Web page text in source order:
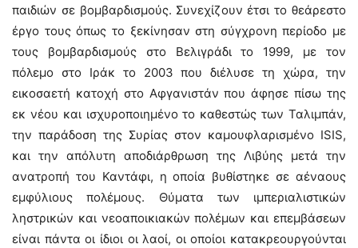
παιδιών σε βομβαρδισμούς. Συνεχίζουν έτσι το θεάρεστο
έργο τους όπως το ξεκίνησαν στη σύγχρονη περίοδο με
τους βομβαρδισμούς στο Βελιγράδι το 1999, με τον
πόλεμο στο Ιράκ το 2003 που διέλυσε τη χώρα, την
εικοσαετή κατοχή στο Αφγανιστάν που άφησε πίσω της
εκ νέου και ισχυροποιημένο το καθεστώς των Ταλιμπάν,
την παράδοση της Συρίας στον καμουφλαρισμένο ISIS,
και την απόλυτη αποδιάρθρωση της Λιβύης μετά την
ανατροπή του Καντάφι, η οποία βυθίστηκε σε αέναους
εμφύλιους πολέμους. Θύματα των ιμπεριαλιστικών
ληστρικών και νεοαποικιακών πολέμων και επεμβάσεων
είναι πάντα οι ίδιοι οι λαοί, οι οποίοι κατακρεουργούνται